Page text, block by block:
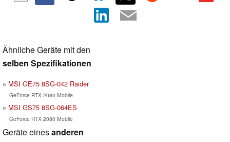
Ähnliche Geräte mit den
selben Spezifikationen
MSI GE75 8SG-042 Raider
GeForce RTX 2080 Mobile
MSI GS75 8SG-064ES
GeForce RTX 2080 Mobile
Geräte einesanderen